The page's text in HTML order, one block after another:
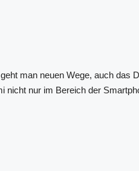
man neuen Wege, auch das
nicht nur im Bereich der